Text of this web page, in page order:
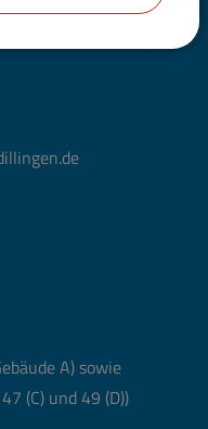
A) sowie
(C) und 49 (D))